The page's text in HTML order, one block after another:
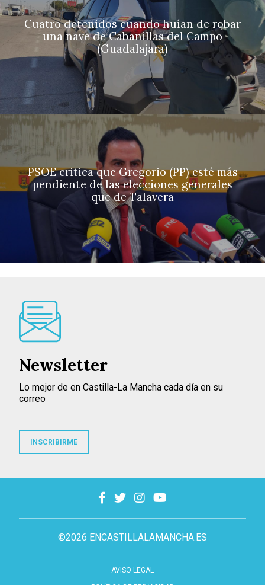
Cuatro detenidos cuando huían de robar
una nave de Cabanillas del Campo
(Guadalajara)
PSOE critica que Gregorio (PP) esté más
pendiente de las elecciones generales
que de Talavera
©2026 ENCASTILLALAMANCHA.ES
AVISO LEGAL
Newsletter
Lo mejor de en Castilla-La Mancha cada día en su
correo
INSCRIBIRME